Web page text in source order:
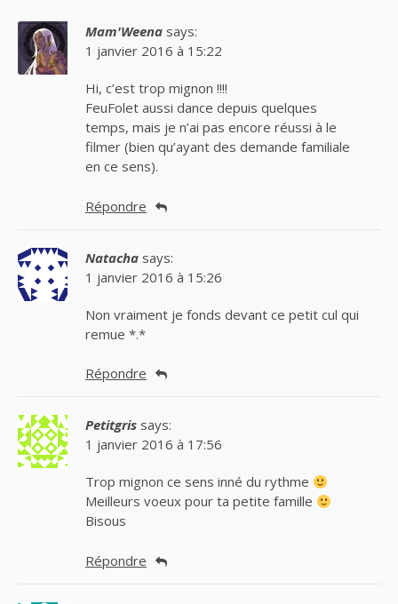
Mam'Weena says:
1 janvier 2016 à 15:22
Hi, c’est trop mignon !!!!
FeuFolet aussi dance depuis quelques
temps, mais je n’ai pas encore réussi à le
filmer (bien qu’ayant des demande familiale
en ce sens).
Répondre
Natacha says:
1 janvier 2016 à 15:26
Non vraiment je fonds devant ce petit cul qui
remue *.*
Répondre
Petitgris says:
1 janvier 2016 à 17:56
Trop mignon ce sens inné du rythme
Meilleurs voeux pour ta petite famille
Bisous
Répondre